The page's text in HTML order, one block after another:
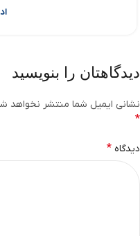
دیدگاهتان را بنویسید
نشانی ایمیل شما منتشر نخواهد
*
دیدگاه *